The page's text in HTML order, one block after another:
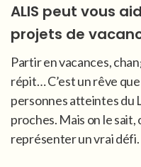
ALIS peut vous
projets de
Partir en vacances,
répit… C’est un rêve
personnes atteintes du
proches. Mais on le
représenter un vrai défi.